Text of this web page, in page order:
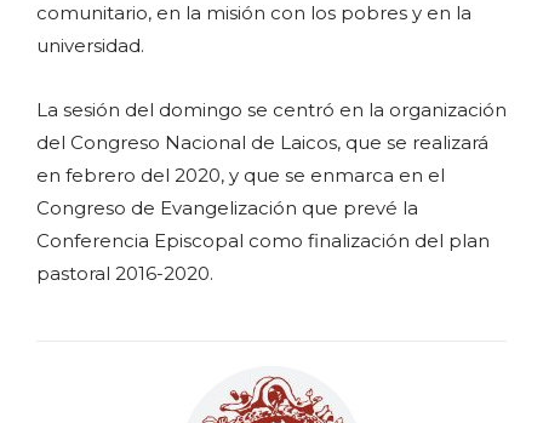
comunitario, en la misión con los pobres y en la
universidad.
La sesión del domingo se centró en la organización
del Congreso Nacional de Laicos, que se realizará
en febrero del 2020, y que se enmarca en el
Congreso de Evangelización que prevé la
Conferencia Episcopal como finalización del plan
pastoral 2016-2020.